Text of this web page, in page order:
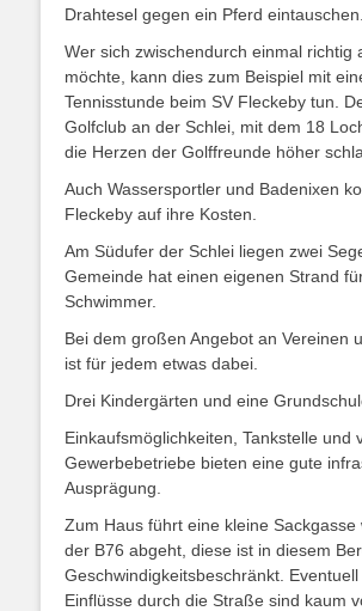
Drahtesel gegen ein Pferd eintauschen.
Wer sich zwischendurch einmal richtig
möchte, kann dies zum Beispiel mit
Tennisstunde beim SV Fleckeby tun.
Golfclub an der Schlei, mit dem 18
die Herzen der Golffreunde höher
Auch Wassersportler und Badenixen
Fleckeby auf ihre Kosten.
Am Südufer der Schlei liegen zwei
Gemeinde hat einen eigenen Strand
Schwimmer.
Bei dem großen Angebot an Vereinen
ist für jedem etwas dabei.
Drei Kindergärten und eine
Einkaufsmöglichkeiten, Tankstelle und
Gewerbebetriebe bieten eine gute
Ausprägung.
Zum Haus führt eine kleine Sackgasse
der B76 abgeht, diese ist in diesem
Geschwindigkeitsbeschränkt.
Einflüsse durch die Straße sind kaum